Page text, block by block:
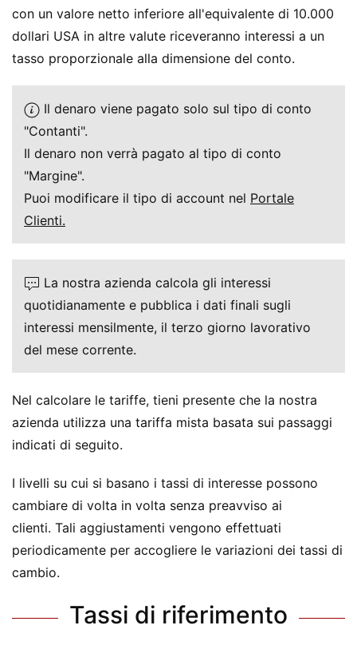
con un valore netto inferiore all'equivalente di 10.000
dollari USA in altre valute riceveranno interessi a un
tasso proporzionale alla dimensione del conto.
Il denaro viene pagato solo sul tipo di conto
"Contanti".
Il denaro non verrà pagato al tipo di conto
"Margine".
Puoi modificare il tipo di account nel Portale
Clienti.
La nostra azienda calcola gli interessi
quotidianamente e pubblica i dati finali sugli
interessi mensilmente, il terzo giorno lavorativo
del mese corrente.
Nel calcolare le tariffe, tieni presente che la nostra
azienda utilizza una tariffa mista basata sui passaggi
indicati di seguito.
I livelli su cui si basano i tassi di interesse possono
cambiare di volta in volta senza preavviso ai
clienti. Tali aggiustamenti vengono effettuati
periodicamente per accogliere le variazioni dei tassi di
cambio.
Tassi di riferimento